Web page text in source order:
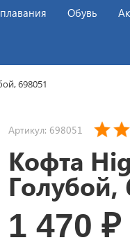
Обувь
698051
Артикул: 698051
Кофта
Голубой,
1 470₽